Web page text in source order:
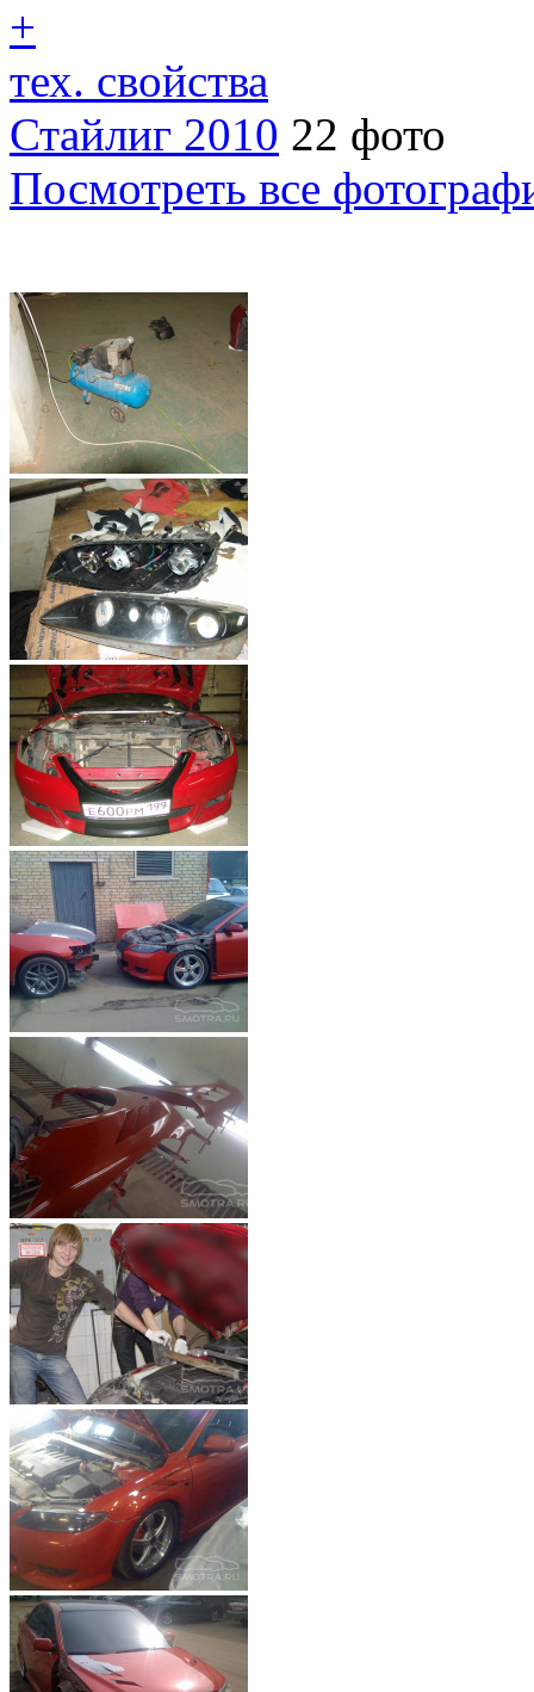
+
тех. свойства
Стайлиг 2010 22 фото
Посмотреть все